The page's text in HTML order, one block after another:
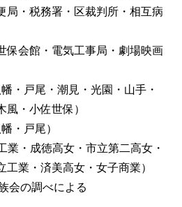
局・税務署・区裁判所・相互病
保会館・電気工事局・劇場映画
・戸尾・潮見・光園・山手・
風・小佐世保）
・戸尾）
業・成徳高女・市立第二高女・
工業・済美高女・女子商業）
会の調べによる